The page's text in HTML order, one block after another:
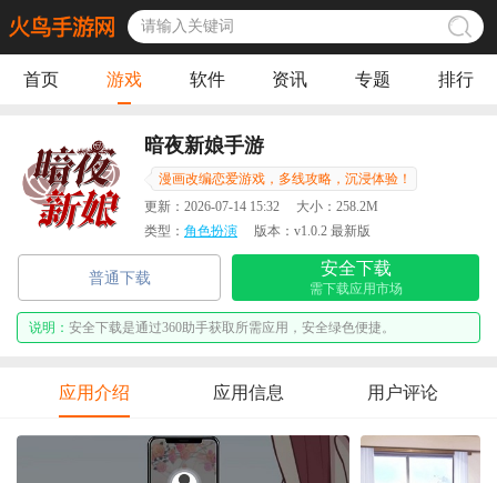
首页 游戏 软件 资讯 专题 排行
暗夜新娘手游
漫画改编恋爱游戏，多线攻略，沉浸体验！
更新： 2026-07-14 15:32 大小： 258.2M
类型： 角色扮演 版本： v1.0.2 最新版
普通下载
安全下载
需下载应用市场
说明： 安全下载是通过360助手获取所需应用，安全绿色便捷。
应用介绍 应用信息 用户评论